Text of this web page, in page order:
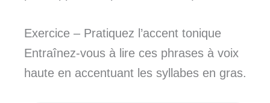
Exercice – Pratiquez l’accent tonique
Entraînez-vous à lire ces phrases à voix
haute en accentuant les syllabes en gras.